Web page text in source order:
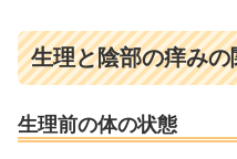
生理と陰部の痒みの
生理前の体の状態